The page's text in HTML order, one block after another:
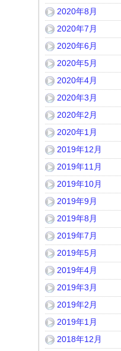
2020年8月
2020年7月
2020年6月
2020年5月
2020年4月
2020年3月
2020年2月
2020年1月
2019年12月
2019年11月
2019年10月
2019年9月
2019年8月
2019年7月
2019年5月
2019年4月
2019年3月
2019年2月
2019年1月
2018年12月